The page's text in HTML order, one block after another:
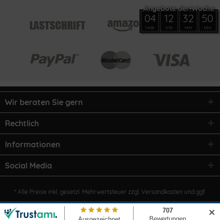
✕
Wir beraten Sie gern
Rechtlich
Informationen
Social Media
* Alle Preise inkl. gesetzl. Mehrwertsteuer zzgl. Versandkosten und ggf.
Nachnahmegebühren, wenn nicht anders beschrieben
04
TAGE
12
STD
32
MIN
50
SEK